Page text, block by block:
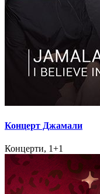
Концерт Джамали
Концерти, 1+1